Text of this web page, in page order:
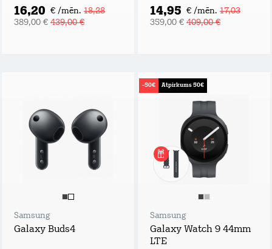
16,20 € /mēn. 18,28
389,00 € 439,00 €
14,95 € /mēn. 17,03
359,00 € 409,00 €
Samsung
Galaxy Buds4
-50€ Atpirkums 50€
Samsung
Galaxy Watch 9 44mm
LTE